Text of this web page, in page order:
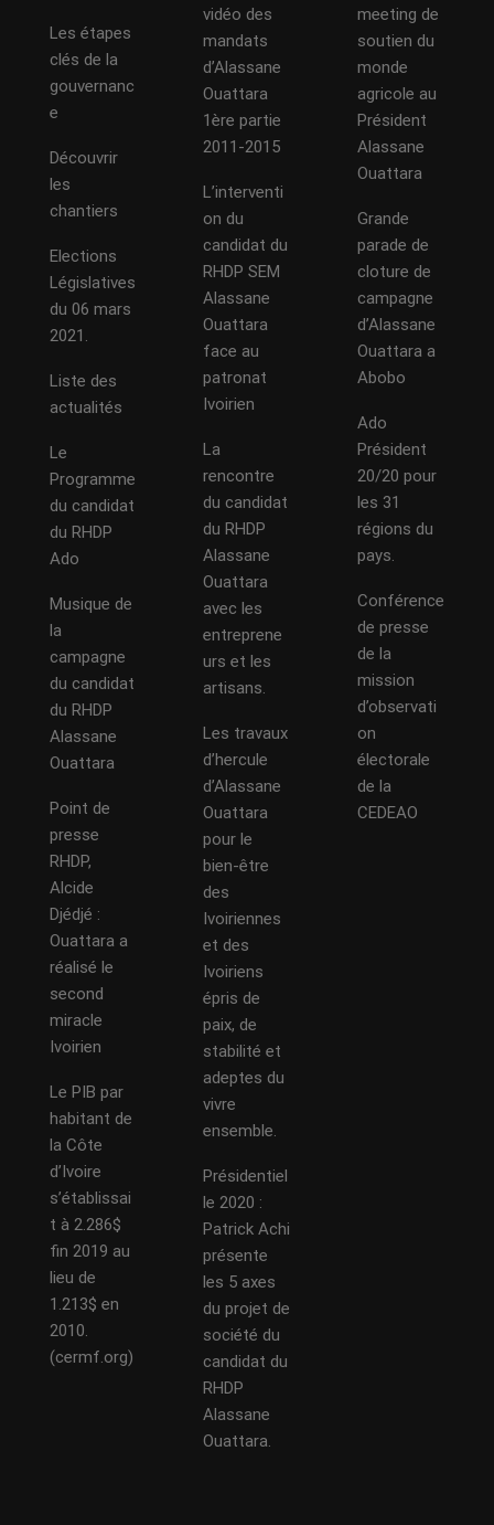
Les étapes
clés de la
gouvernanc
e
Découvrir
les
chantiers
Elections
Législatives
du 06 mars
2021.
Liste des
actualités
Le
Programme
du candidat
du RHDP
Ado
Musique de
la
campagne
du candidat
du RHDP
Alassane
Ouattara
Point de
presse
RHDP,
Alcide
Djédjé :
Ouattara a
réalisé le
second
miracle
Ivoirien
Le PIB par
habitant de
la Côte
d’Ivoire
s’établissai
t à 2.286$
fin 2019 au
lieu de
1.213$ en
2010.
(cermf.org)
vidéo des
mandats
d’Alassane
Ouattara
1ère partie
2011-2015
L’interventi
on du
candidat du
RHDP SEM
Alassane
Ouattara
face au
patronat
Ivoirien
La
rencontre
du candidat
du RHDP
Alassane
Ouattara
avec les
entreprene
urs et les
artisans.
Les travaux
d’hercule
d’Alassane
Ouattara
pour le
bien-être
des
Ivoiriennes
et des
Ivoiriens
épris de
paix, de
stabilité et
adeptes du
vivre
ensemble.
Présidentiel
le 2020 :
Patrick Achi
présente
les 5 axes
du projet de
société du
candidat du
RHDP
Alassane
Ouattara.
meeting de
soutien du
monde
agricole au
Président
Alassane
Ouattara
Grande
parade de
cloture de
campagne
d’Alassane
Ouattara a
Abobo
Ado
Président
20/20 pour
les 31
régions du
pays.
Conférence
de presse
de la
mission
d’observati
on
électorale
de la
CEDEAO